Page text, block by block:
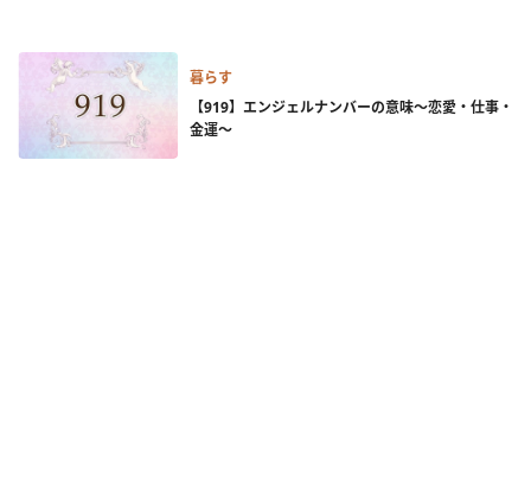
暮らす
【919】エンジェルナンバーの意味～恋愛・仕事・
金運～